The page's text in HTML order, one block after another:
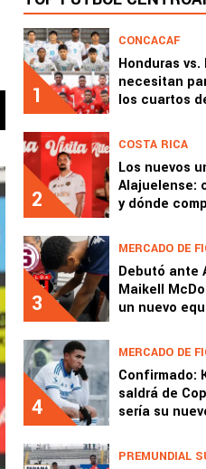
1
CONCACAF
Honduras vs.
necesitan
los cuartos
2
COSTA RICA
Los nuevos
Alajuelense:
y dónde
3
MERCADO DE
Debutó ante
Maikell
un nuevo
4
MERCADO DE
Confirmado:
saldrá de
sería su
PREMUNDIAL